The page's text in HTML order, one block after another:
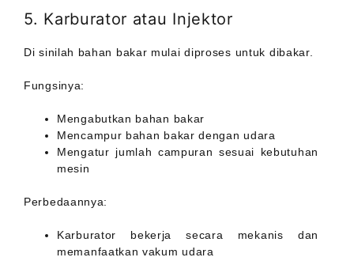
5. Karburator atau Injektor
Di sinilah bahan bakar mulai diproses untuk dibakar.
Fungsinya:
Mengabutkan bahan bakar
Mencampur bahan bakar dengan udara
Mengatur jumlah campuran sesuai kebutuhan
mesin
Perbedaannya:
Karburator bekerja secara mekanis dan
memanfaatkan vakum udara